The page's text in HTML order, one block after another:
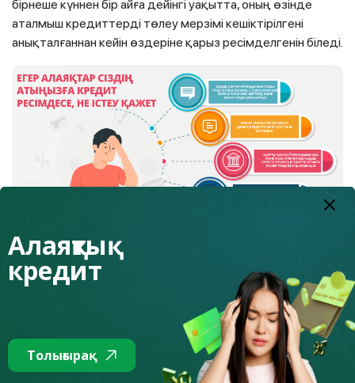
бірнеше күннен бір айға дейінгі уақытта, оның өзінде
аталмыш кредиттерді төлеу мерзімі кешіктірілгені
анықталғаннан кейін өздеріне қарыз ресімделгенін біледі.
Қандай шаралар қабылдау қажет
Ең алдымен құқық қорғау органдарына өтініш жазу
қажет. Өтініште болған оқиғына нақты және жан-
жақты сипаттаңыз. Өтініш тіркелуге тиіс. Тіркеу
Алаяқтық
кредит
Толығырақ